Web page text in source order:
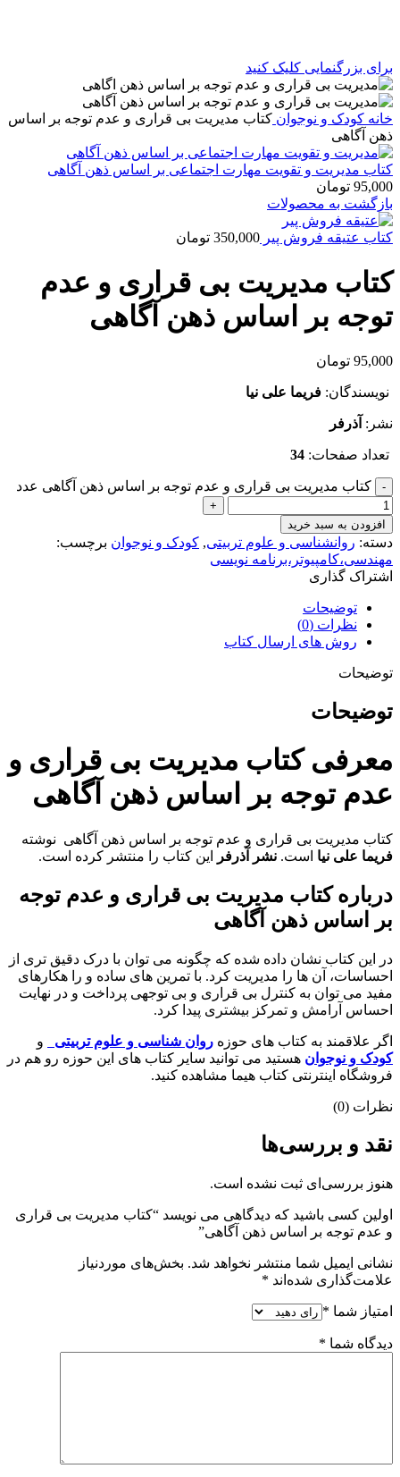
برای بزرگنمایی کلیک کنید
خانه کودک و نوجوان کتاب مدیریت بی قراری و عدم توجه بر اساس
ذهن آگاهی
کتاب مدیریت و تقویت مهارت اجتماعی بر اساس ذهن آگاهی
95,000 تومان
بازگشت به محصولات
کتاب عتیقه فروش پیر 350,000 تومان
کتاب مدیریت بی قراری و عدم
توجه بر اساس ذهن آگاهی
95,000 تومان
نویسندگان: فریما علی نیا
نشر: آذرفر
تعداد صفحات:
کتاب مدیریت بی قراری و عدم توجه بر اساس ذهن آگاهی عدد
افزودن به سبد خرید
دسته: روانشناسی و علوم تربیتی, کودک و نوجوان برچسب:
مهندسی،کامپیوتر،برنامه نویسی
اشتراک گذاری
توضیحات
نظرات (0)
روش های ارسال کتاب
توضیحات
توضیحات
معرفی کتاب مدیریت بی قراری و
عدم توجه بر اساس ذهن آگاهی
کتاب مدیریت بی قراری و عدم توجه بر اساس ذهن آگاهی نوشته
فریما علی نیا است. نشر آذرفر این کتاب را منتشر کرده است.
درباره کتاب مدیریت بی قراری و عدم توجه
بر اساس ذهن آگاهی
در این کتاب نشان داده شده که چگونه می توان با درک دقیق تری از
احساسات، آن ها را مدیریت کرد. با تمرین های ساده و را هکارهای
مفید می توان به کنترل بی قراری و بی توجهی پرداخت و در نهایت
احساس آرامش و تمرکز بیشتری پیدا کرد.
اگر علاقمند به کتاب های حوزه روان شناسی و علوم تربیتی
و
کودک و نوجوان هستید می توانید سایر کتاب های این حوزه رو هم در
فروشگاه اینترنتی کتاب هیما مشاهده کنید.
نظرات (0)
نقد و بررسی‌ها
هنوز بررسی‌ای ثبت نشده است.
اولین کسی باشید که دیدگاهی می نویسد “کتاب مدیریت بی قراری
و عدم توجه بر اساس ذهن آگاهی”
نشانی ایمیل شما منتشر نخواهد شد. بخش‌های موردنیاز
علامت‌گذاری شده‌اند *
امتیاز شما *
دیدگاه شما *